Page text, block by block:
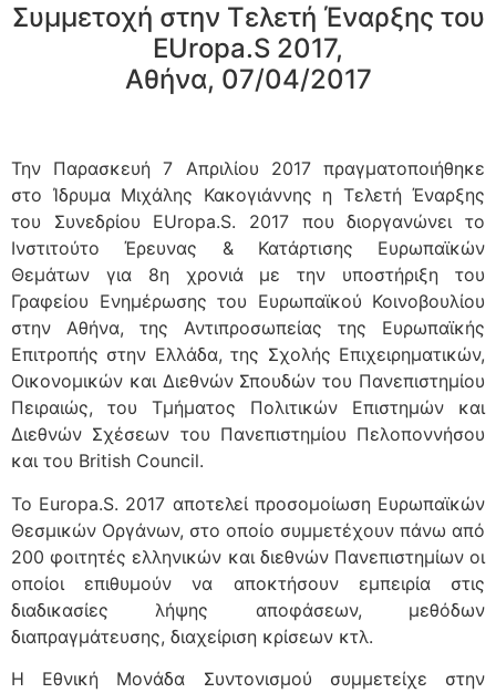
Συμμετοχή στην Τελετή Έναρξης του
EUropa.S 2017,
Αθήνα, 07/04/2017
Την Παρασκευή 7 Απριλίου 2017 πραγματοποιήθηκε
στο Ίδρυμα Μιχάλης Κακογιάννης η Τελετή Έναρξης
του Συνεδρίου EUropa.S. 2017 που διοργανώνει το
Ινστιτούτο Έρευνας & Κατάρτισης Ευρωπαϊκών
Θεμάτων για 8η χρονιά με την υποστήριξη του
Γραφείου Ενημέρωσης του Ευρωπαϊκού Κοινοβουλίου
στην Αθήνα, της Αντιπροσωπείας της Ευρωπαϊκής
Επιτροπής στην Ελλάδα, της Σχολής Επιχειρηματικών,
Οικονομικών και Διεθνών Σπουδών του Πανεπιστημίου
Πειραιώς, του Τμήματος Πολιτικών Επιστημών και
Διεθνών Σχέσεων του Πανεπιστημίου Πελοποννήσου
και του British Council.
To Europa.S. 2017 αποτελεί προσομοίωση Ευρωπαϊκών
Θεσμικών Οργάνων, στο οποίο συμμετέχουν πάνω από
200 φοιτητές ελληνικών και διεθνών Πανεπιστημίων οι
οποίοι επιθυμούν να αποκτήσουν εμπειρία στις
διαδικασίες λήψης αποφάσεων, μεθόδων
διαπραγμάτευσης, διαχείριση κρίσεων κτλ.
Η Εθνική Μονάδα Συντονισμού συμμετείχε στην